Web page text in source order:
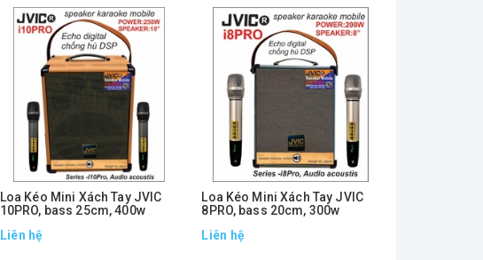
Loa Kéo Mini Xách Tay JVIC
10PRO, bass 25cm, 400w
Liên hệ
Loa Kéo Mini Xách Tay JVIC
8PRO, bass 20cm, 300w
Liên hệ